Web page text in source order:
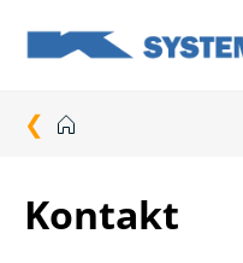
Abschirmtechnologie
Ihr
Haus
Ksystem
Kontakt